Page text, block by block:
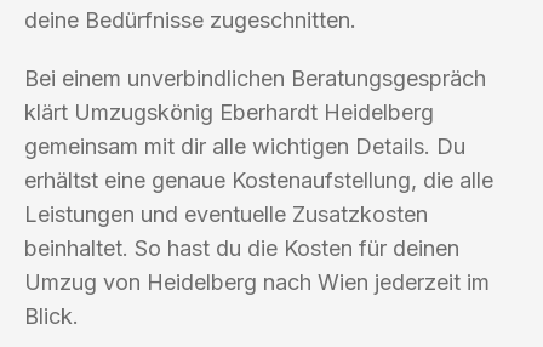
deine Bedürfnisse zugeschnitten.
Bei einem unverbindlichen Beratungsgespräch
klärt Umzugskönig Eberhardt Heidelberg
gemeinsam mit dir alle wichtigen Details. Du
erhältst eine genaue Kostenaufstellung, die alle
Leistungen und eventuelle Zusatzkosten
beinhaltet. So hast du die Kosten für deinen
Umzug von Heidelberg nach Wien jederzeit im
Blick.